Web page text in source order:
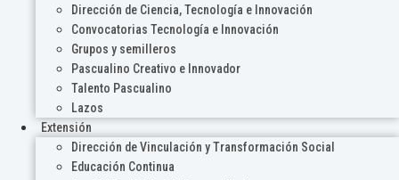
Dirección de Ciencia, Tecnología e Innovación
Convocatorias Tecnología e Innovación
Grupos y semilleros
Pascualino Creativo e Innovador
Talento Pascualino
Lazos
Extensión
Dirección de Vinculación y Transformación Social
Educación Continua